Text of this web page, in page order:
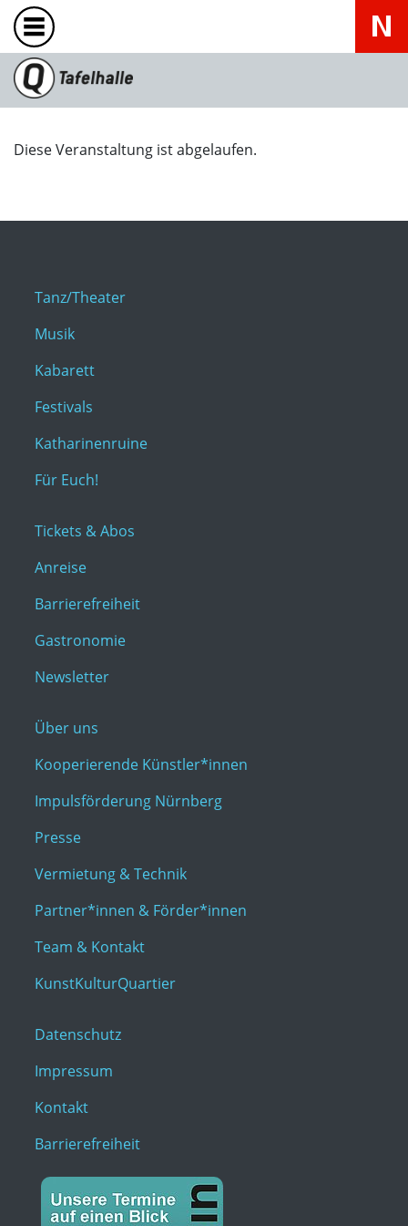
Diese Veranstaltung ist abgelaufen.
Tanz/Theater
Musik
Kabarett
Festivals
Katharinenruine
Für Euch!
Tickets & Abos
Anreise
Barrierefreiheit
Gastronomie
Newsletter
Über uns
Kooperierende Künstler*innen
Impulsförderung Nürnberg
Presse
Vermietung & Technik
Partner*innen & Förder*innen
Team & Kontakt
KunstKulturQuartier
Datenschutz
Impressum
Kontakt
Barrierefreiheit